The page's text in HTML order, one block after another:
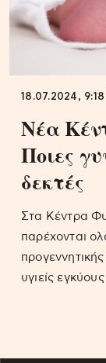
18.07.2024, 9:18
Νέα
Ποιες
δεκτές
Στα Κέντρα
παρέχονται
υγιείς εγκύους